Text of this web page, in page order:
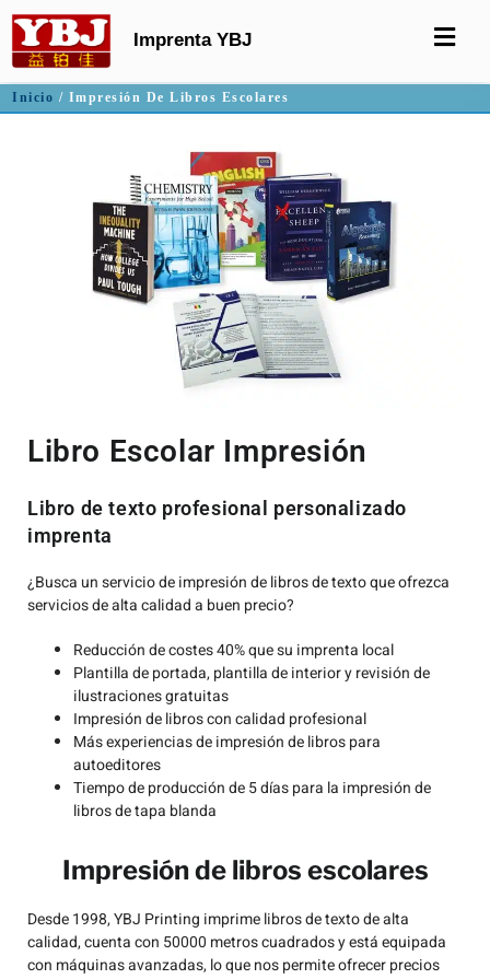
Imprenta YBJ
Inicio / Impresión De Libros Escolares
Libro Escolar Impresión
Libro de texto profesional personalizado
imprenta
¿Busca un servicio de impresión de libros de texto que ofrezca
servicios de alta calidad a buen precio?
Reducción de costes 40% que su imprenta local
Plantilla de portada, plantilla de interior y revisión de
ilustraciones gratuitas
Impresión de libros con calidad profesional
Más experiencias de impresión de libros para
autoeditores
Tiempo de producción de 5 días para la impresión de
libros de tapa blanda
Impresión de libros escolares
Desde 1998, YBJ Printing imprime libros de texto de alta
calidad, cuenta con 50000 metros cuadrados y está equipada
con máquinas avanzadas, lo que nos permite ofrecer precios